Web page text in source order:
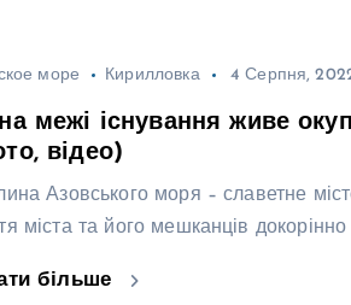
море Кирилловка 4 Серпня,
межі існування живе
відео)
Азовського моря – славетне
міста та його мешканців
більше